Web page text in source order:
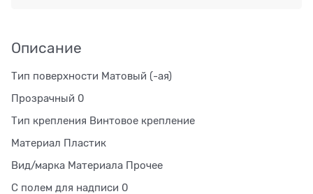
Описание
Тип поверхности Матовый (-ая)
Прозрачный 0
Тип крепления Винтовое крепление
Материал Пластик
Вид/марка Материала Прочее
С полем для надписи 0